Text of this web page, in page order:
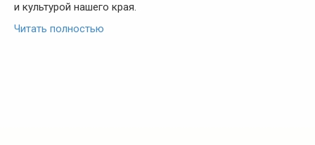
и культурой нашего края.
Читать полностью